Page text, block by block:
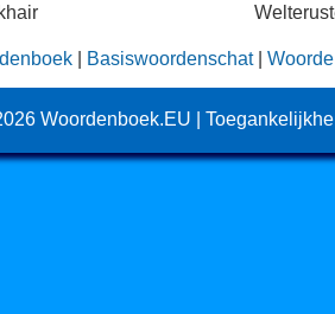
| Basiswoordenschat|
Woordenboek.EU